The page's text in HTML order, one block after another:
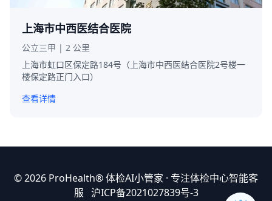
上海市中西医结合医院
公立三甲 | 2 公里
上海市虹口区保定路184号（上海市中西医结合医院2号楼一
楼保定路正门入口）
查看详情
© 2026 ProHealth®体检AI小管家 · 专注体检中心智能客
服 沪ICP备2021027839号-3